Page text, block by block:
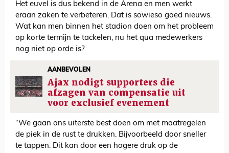
Het euvel is dus bekend in de Arena en men werkt
eraan zaken te verbeteren. Dat is sowieso goed nieuws.
Wat kan men binnen het stadion doen om het probleem
op korte termijn te tackelen, nu het qua medewerkers
nog niet op orde is?
AANBEVOLEN
Ajax nodigt supporters die
afzagen van compensatie uit
voor exclusief evenement
“We gaan ons uiterste best doen om met maatregelen
de piek in de rust te drukken. Bijvoorbeeld door sneller
te tappen. Dit kan door een hogere druk op de